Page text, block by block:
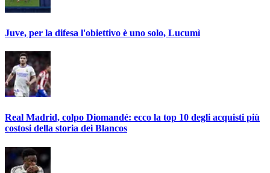
Juve, per la difesa l'obiettivo è uno solo, Lucumì
Real Madrid, colpo Diomandé: ecco la top 10 degli acquisti più
costosi della storia dei Blancos